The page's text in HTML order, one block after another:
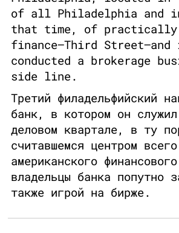
of all Philadelphia and
that time, of
finance—Third Street—and
conducted a brokerage
side line.
Третий филадельфийский
банк, в котором он
деловом квартале, в ту
считавшемся центром всего
американского
владельцы банка попутно
также игрой на бирже.